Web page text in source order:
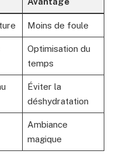
Moins de foule
Optimisation du
temps
Éviter la
déshydratation
Ambiance
magique